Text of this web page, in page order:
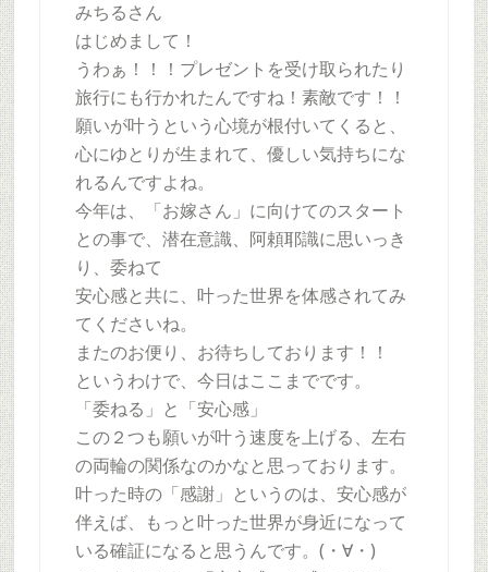
みちるさん
はじめまして！
うわぁ！！！プレゼントを受け取られたり
旅行にも行かれたんですね！素敵です！！
願いが叶うという心境が根付いてくると、
心にゆとりが生まれて、優しい気持ちにな
れるんですよね。
今年は、「お嫁さん」に向けてのスタート
との事で、潜在意識、阿頼耶識に思いっき
り、委ねて
安心感と共に、叶った世界を体感されてみ
てくださいね。
またのお便り、お待ちしております！！
というわけで、今日はここまでです。
「委ねる」と「安心感」
この２つも願いが叶う速度を上げる、左右
の両輪の関係なのかなと思っております。
叶った時の「感謝」というのは、安心感が
伴えば、もっと叶った世界が身近になって
いる確証になると思うんです。(・∀・)